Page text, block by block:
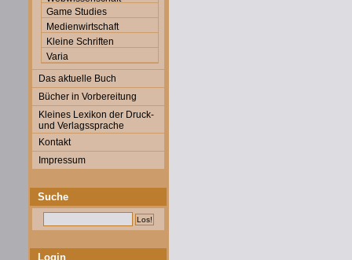
Game Studies
Medienwirtschaft
Kleine Schriften
Varia
Das aktuelle Buch
Bücher in Vorbereitung
Kleines Lexikon der Druck-
und Verlagssprache
Kontakt
Impressum
Suche
Login